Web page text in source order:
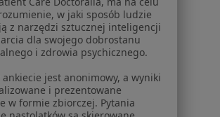
Aplikacje mobilne
Blog dla pacjentów
Dla profesjonalistów
Cennik
Dla lekarzy
w jaki sposób ludzie
z narzędzi sztucznej inteligencji
dla swojego dobrostanu
i zdrowia psychicznego.
ankiecie jest anonimowy, a wyniki
i prezentowane
w formie zbiorczej. Pytania